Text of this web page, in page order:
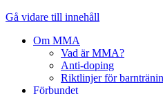
Gå vidare till innehåll
Om MMA
Vad är MMA?
Anti-doping
Riktlinjer för
Förbundet